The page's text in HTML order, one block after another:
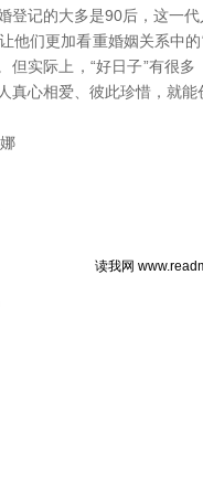
登记的大多是90后，这一
他们更加看重婚姻关系中
但实际上，“好日子”有很
真心相爱、彼此珍惜，就
读我网